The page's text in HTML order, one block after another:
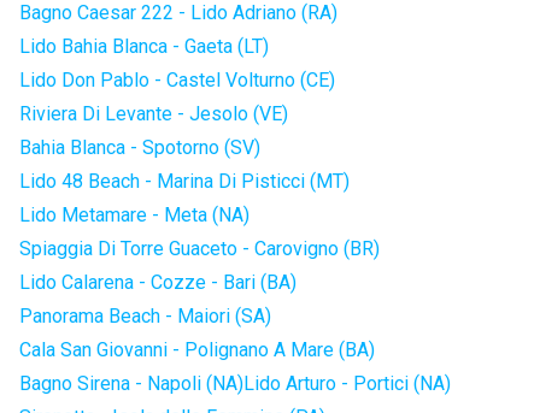
Bagno Caesar 222 - Lido Adriano (RA)
Lido Bahia Blanca - Gaeta (LT)
Lido Don Pablo - Castel Volturno (CE)
Riviera Di Levante - Jesolo (VE)
Bahia Blanca - Spotorno (SV)
Lido 48 Beach - Marina Di Pisticci (MT)
Lido Metamare - Meta (NA)
Spiaggia Di Torre Guaceto - Carovigno (BR)
Lido Calarena - Cozze - Bari (BA)
Panorama Beach - Maiori (SA)
Cala San Giovanni - Polignano A Mare (BA)
Bagno Sirena - Napoli (NA)Lido Arturo - Portici (NA)